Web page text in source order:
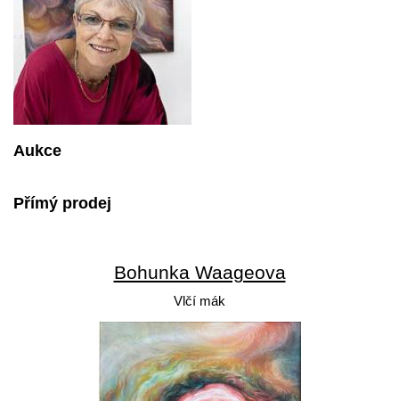
Aukce
Přímý prodej
Bohunka Waageova
Vlčí mák